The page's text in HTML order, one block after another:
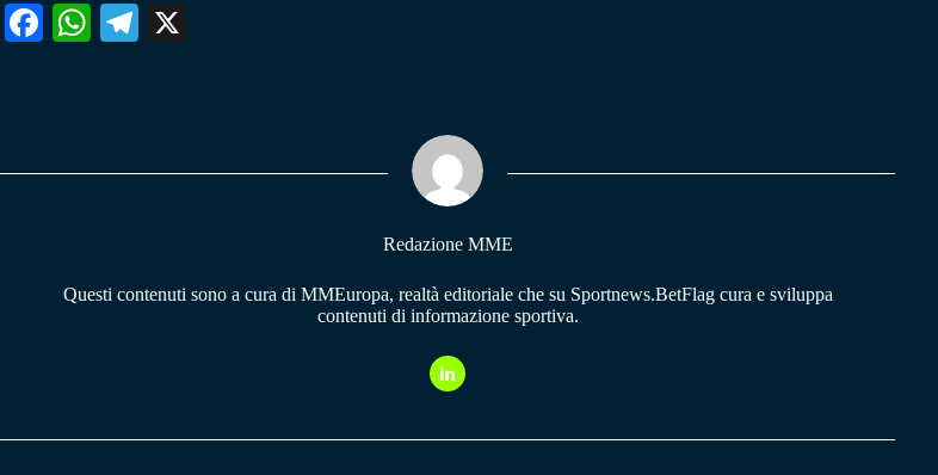
Fa W
pp
Te
m
Redazione MME
Questi contenuti sono a cura di MMEuropa, realtà editoriale che su Sportnews.BetFlag cura e sviluppa
contenuti di informazione sportiva.